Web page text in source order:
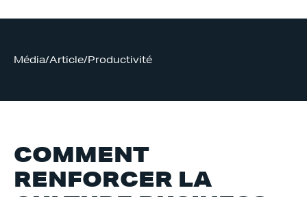
Média/Article/Productivité
COMMENT
RENFORCER LA